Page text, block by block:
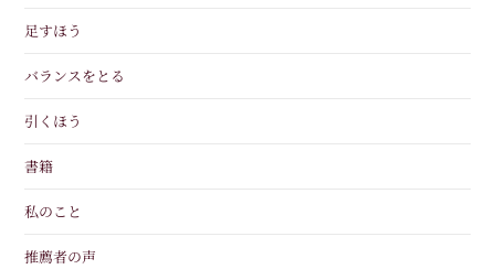
足すほう
バランスをとる
引くほう
書籍
私のこと
推薦者の声